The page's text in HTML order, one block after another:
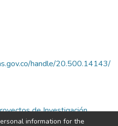
handle/20.500.14143/
de Investigación
information for the